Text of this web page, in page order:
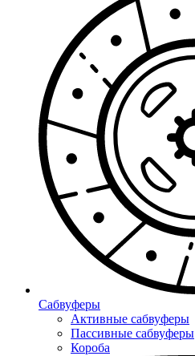
Сабвуферы
Активные сабвуферы
Пассивные сабвуферы
Короба